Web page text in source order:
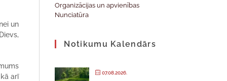
un
arī
Organizācijas un apvienības
Nunciatūra
Notikumu Kalendārs
07.08.2026.